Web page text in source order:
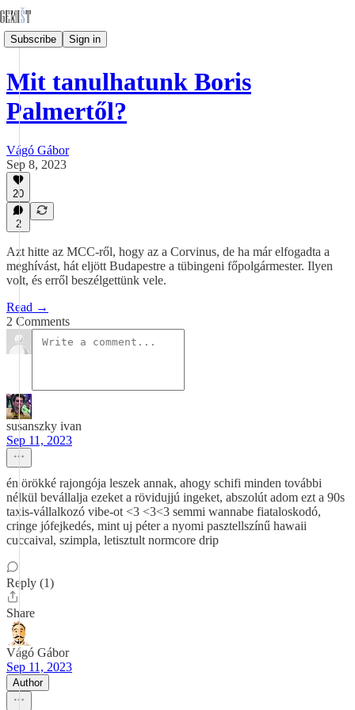
Subscribe Sign in
Mit tanulhatunk Boris
Palmertől?
Vágó Gábor
Sep 8, 2023
20
2
Azt hitte az MCC-ről, hogy az a Corvinus, de ha már elfogadta a
meghívást, hát eljött Budapestre a tübingeni főpolgármester. Ilyen
volt, és erről beszélgettünk vele.
Read →
2 Comments
susanszky ivan
Sep 11, 2023
én örökké rajongója leszek annak, ahogy schifi minden további
nélkül bevállalja ezeket a rövidujjú ingeket, abszolút adom ezt a 90s
taxis-vállalkozó vibe-ot <3 <3<3 semmi wannabe fiataloskodó,
cringe jófejkedés, mint uj péter a nyomi pasztellszínű hawaii
cuccaival, szimpla, letisztult normcore drip
Reply (1)
Share
Vágó Gábor
Sep 11, 2023
Author